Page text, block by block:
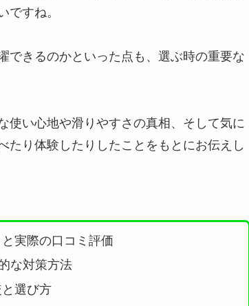
ですね。
できるのかといった点も、選ぶ時の重要な
使い心地や滑りやすさの真相、そして気に
たり体験したりしたことをもとにお伝えし
実際の口コミ評価
な対策方法
選び方